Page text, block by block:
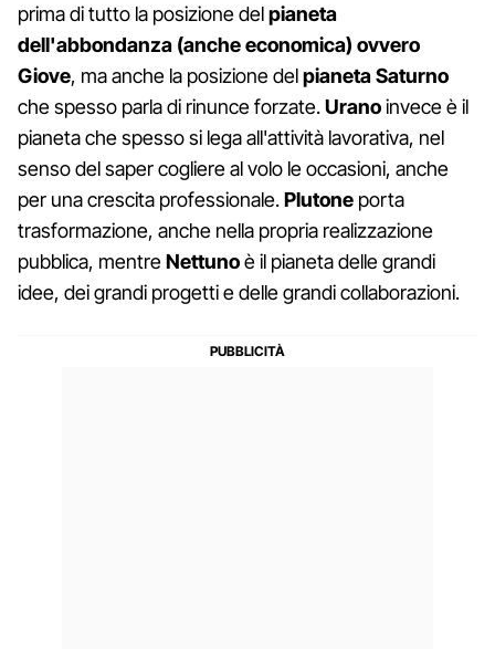
prima di tutto la posizione delpianeta
dell'abbondanza (anche economica) ovvero
Giove, ma anche la posizione delpianeta Saturno
che spesso parla di rinunce forzate.Uranoinvece è il
pianeta che spesso si lega all'attività lavorativa, nel
senso del saper cogliere al volo le occasioni, anche
per una crescita professionale.Plutone porta
trasformazione, anche nella propria realizzazione
pubblica, mentreNettunoè il pianeta delle grandi
idee, dei grandi progetti e delle grandi collaborazioni.